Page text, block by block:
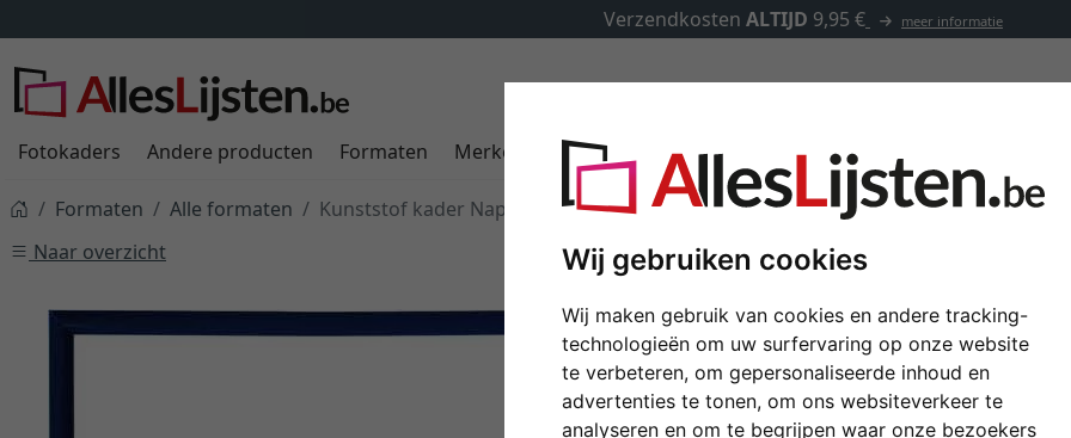
Wij gebruiken cookies
Wij maken gebruik van cookies en andere tracking-
technologieën om uw surfervaring op onze website
te verbeteren, om gepersonaliseerde inhoud en
advertenties te tonen, om ons websiteverkeer te
analyseren en om te begrijpen waar onze bezoekers
Verzendkosten ALTIJD 9,95 € meer informatie
Fotokaders Andere producten Formaten Merken Kaders op maat Passe-partouts
Formaten Alle formaten
Kunststof kader Napoli
Naar overzicht
Kunststof kader
formaat